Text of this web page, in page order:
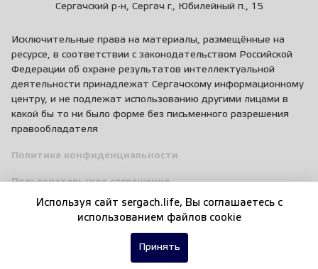
Сергачский р-н, Сергач г., Юбилейный п., 15
Исключительные права на материалы, размещённые на
ресурсе, в соответствии с законодательством Российской
Федерации об охране результатов интеллектуальной
деятельности принадлежат Сергачскому информационному
центру, и не подлежат использованию другими лицами в
какой бы то ни было форме без письменного разрешения
правообладателя
Политика конфиденциальности
Пользовательское соглашение
Правила общения
Используя сайт sergach.life, Вы соглашаетесь c
использованием файлов cookie
Принять